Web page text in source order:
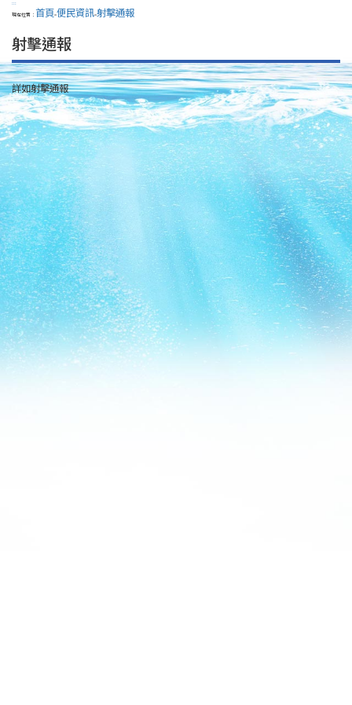
:::
現在位置： 首頁>便民資訊>射擊通報
射擊通報
詳如射擊通報